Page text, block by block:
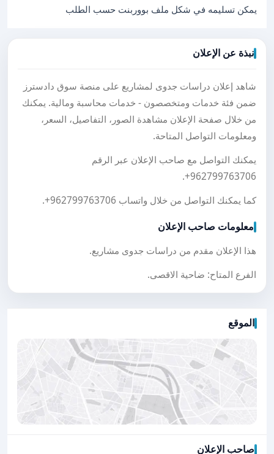
يمكن تسليمه في شكل ملف بووربنت حسب الطلب
نبذة عن الإعلان
شاهد إعلان دراسات جدوى لمشاريع على منصة سوق دادسترز
ضمن فئة خدمات ومتخصصون - خدمات محاسبة ومالية. يمكنك
من خلال صفحة الإعلان مشاهدة الصور، التفاصيل، السعر،
ومعلومات التواصل المتاحة.
يمكنك التواصل مع صاحب الإعلان عبر الرقم
+962799763706
.
كما يمكنك التواصل من خلال واتساب +962799763706
.
معلومات صاحب الإعلان
هذا الإعلان مقدم من دراسات جدوى مشاريع.
الفرع المتاح: ضاحية الاقصى.
الموقع
صاحب الإعلان